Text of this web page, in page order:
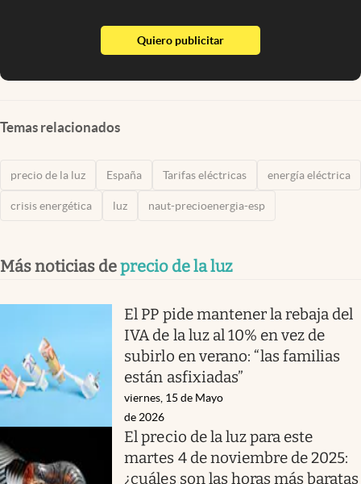
Quiero publicitarabre en nueva pestaña
Temas relacionados
precio de la luz España Tarifas eléctricas energía eléctrica
crisis energética luz naut-precioenergia-esp
Más noticias deprecio de la luz
El PP pide mantener la rebaja del
IVA de la luz al 10% en vez de
subirlo en verano: “las familias
están asfixiadas”
viernes, 15 de Mayo
de 2026
El precio de la luz para este
martes 4 de noviembre de 2025:
¿cuáles son las horas más baratas